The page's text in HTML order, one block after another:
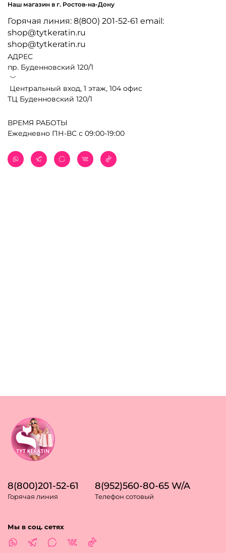
Наш магазин в г. Ростов-на-Дону
Горячая линия: 8(800) 201-52-61 email:
shop@tytkeratin.ru
shop@tytkeratin.ru
АДРЕС
пр. Буденновский 120/1
﹀
Центральный вход, 1 этаж, 104 офис
ТЦ Буденновский 120/1
ВРЕМЯ РАБОТЫ
Ежедневно ПН-ВС с 09:00-19:00
8(800)201-52-61
Горячая линия
8(952)560-80-65 W/A
Телефон сотовый
Мы в соц. сетях